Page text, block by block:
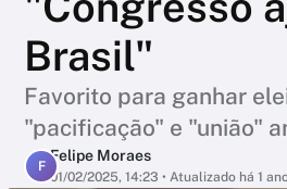
Brasil"
Favorito para ganhar
"pacificação" e "união"
F
Felipe Moraes
01/02/2025, 14:23 • Atualizado há 1